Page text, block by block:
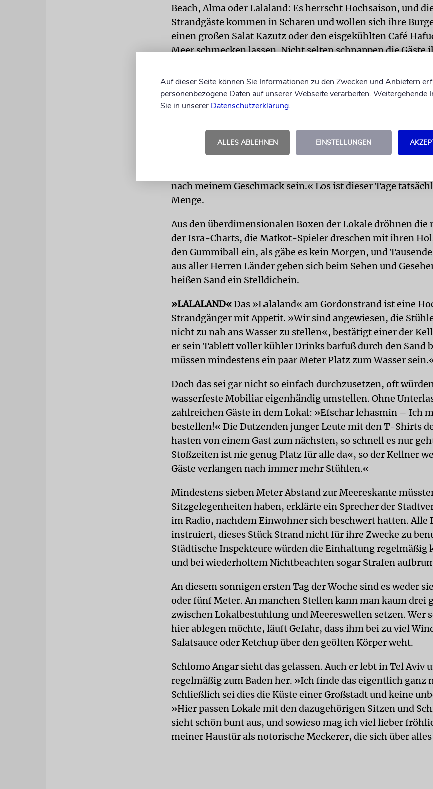
Beach, Alma oder Lalaland: Es herrscht Hochsaison, und
Strandgäste kommen in Scharen und wollen sich ihre
einen großen Salat Kazutz oder den eisgekühlten Café
Meer schmecken lassen. Nicht selten schnappen die Gäste
Wie Claire Caspy. Die Frau aus Paris ist zum zweiwöchigen
in Tel Aviv. Sie hat ihren Tisch am Banana Beach rund zwei
lugt über ihre dunkle Sonnenbrille. Als Jugendliche sei sie
oft hier gewesen, habe den Strand aber als langweilig in
gab nichts außer Sand und Wasser. Umso mehr freut es
nach meinem Geschmack sein.« Los ist dieser Tage
Menge.
Aus den überdimensionalen Boxen der Lokale dröhnen die
der Isra-Charts, die Matkot-Spieler dreschen mit ihren
den Gummiball ein, als gäbe es kein Morgen, und
aus aller Herren Länder geben sich beim Sehen und
heißen Sand ein Stelldichein.
»LALALAND«Das »Lalaland« am Gordonstrand ist eine
Strandgänger mit Appetit. »Wir sind angewiesen, die
nicht zu nah ans Wasser zu stellen«, bestätigt einer der
er sein Tablett voller kühler Drinks barfuß durch den Sand
müssen mindestens ein paar Meter Platz zum Wasser
Doch das sei gar nicht so einfach durchzusetzen, oft
wasserfeste Mobiliar eigenhändig umstellen. Ohne
zahlreichen Gäste in dem Lokal: »Efschar lehasmin – Ich
bestellen!« Die Dutzenden junger Leute mit den T-Shirts
hasten von einem Gast zum nächsten, so schnell es nur
Stoßzeiten ist nie genug Platz für alle da«, so der Kellner
Gäste verlangen nach immer mehr Stühlen.«
Mindestens sieben Meter Abstand zur Meereskante
Sitzgelegenheiten haben, erklärte ein Sprecher der
im Radio, nachdem Einwohner sich beschwert hatten. Alle
instruiert, dieses Stück Strand nicht für ihre Zwecke zu
Städtische Inspekteure würden die Einhaltung
und bei wiederholtem Nichtbeachten sogar Strafen
An diesem sonnigen ersten Tag der Woche sind es weder
oder fünf Meter. An manchen Stellen kann man kaum drei
zwischen Lokalbestuhlung und Meereswellen setzen. Wer
hier ablegen möchte, läuft Gefahr, dass ihm bei zu viel
Salatsauce oder Ketchup über den geölten Körper weht.
Schlomo Angar sieht das gelassen. Auch er lebt in Tel Aviv
regelmäßig zum Baden her. »Ich finde das eigentlich ganz
Schließlich sei dies die Küste einer Großstadt und keine
»Hier passen Lokale mit den dazugehörigen Sitzen und
sieht schön bunt aus, und sowieso mag ich viel lieber
meiner Haustür als notorische Meckerer, die sich über
Auf dieser Seite können Sie Informationen zu den Zwecken und Anbietern
personenbezogene Daten auf unserer Webseite verarbeiten. Weitergehende
Sie in unserer Datenschutzerklärung.
ALLES ABLEHNEN EINSTELLUNGEN